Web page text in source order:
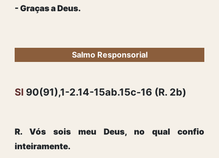
- Graças a Deus.
Salmo Responsorial
Sl 90(91),1-2.14-15ab.15c-16 (R. 2b)
R. Vós sois meu Deus, no qual confio
inteiramente.